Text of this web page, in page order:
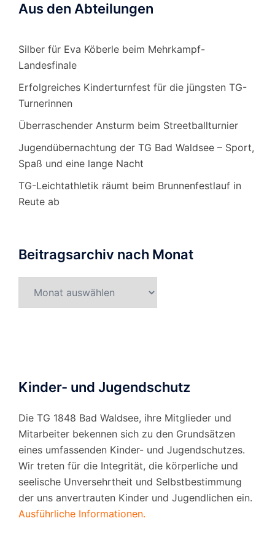
Aus den Abteilungen
Silber für Eva Köberle beim Mehrkampf-
Landesfinale
Erfolgreiches Kinderturnfest für die jüngsten TG-
Turnerinnen
Überraschender Ansturm beim Streetballturnier
Jugendübernachtung der TG Bad Waldsee – Sport,
Spaß und eine lange Nacht
TG-Leichtathletik räumt beim Brunnenfestlauf in
Reute ab
Beitragsarchiv nach Monat
Kinder- und Jugendschutz
Die TG 1848 Bad Waldsee, ihre Mitglieder und
Mitarbeiter bekennen sich zu den Grundsätzen
eines umfassenden Kinder- und Jugendschutzes.
Wir treten für die Integrität, die körperliche und
seelische Unversehrtheit und Selbstbestimmung
der uns anvertrauten Kinder und Jugendlichen ein.
Ausführliche Informationen.